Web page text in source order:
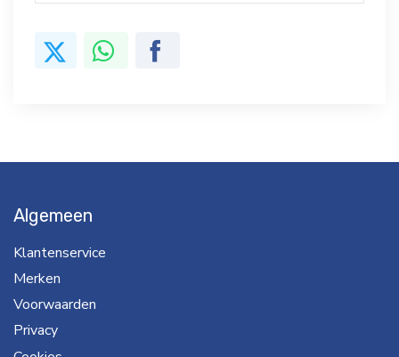
Algemeen
Klantenservice
Merken
Voorwaarden
Privacy